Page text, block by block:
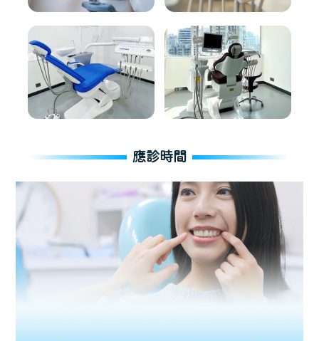
應診時間